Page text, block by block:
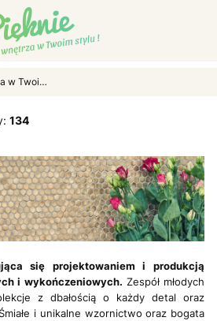
stylu...
134
się projektowaniem i produkcją
i wykończeniowych. Zespół młodych
z dbałością o każdy detal oraz
i unikalne wzornictwo oraz bogata